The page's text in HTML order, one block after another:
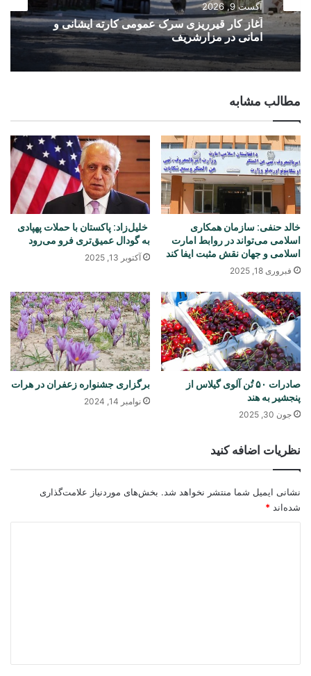
آگست 9, 2026
آغاز کار قیرریزی سرک عمومی کارته ایشانی و
امانی در مزارشریف
افغانستان
آگست 9, 2026
آغاز کار ساخت فابریکه تولید سمنت با
سرمایه‌گذاری ۱۴۳ میلیون دالر در هرات
مطالب مشابه
خالد حنفی: سازمان همکاری
اسلامی می‌تواند در روابط امارت
اسلامی و جهان نقش مثبت ایفا کند
فبروری 18, 2025
خلیل‌زاد: پاکستان با حملات پهپادی
به گودال عمیق‌تری فرو می‌رود
آکتوبر 13, 2025
صادرات ۵۰ تُن آلوی گیلاس از
پنجشیر به هند
جون 30, 2025
برگزاری جشنواره زعفران در هرات
نوامبر 14, 2024
نظریات اضافه کنید
نشانی ایمیل شما منتشر نخواهد شد. بخش‌های موردنیاز علامت‌گذاری
شده‌اند *